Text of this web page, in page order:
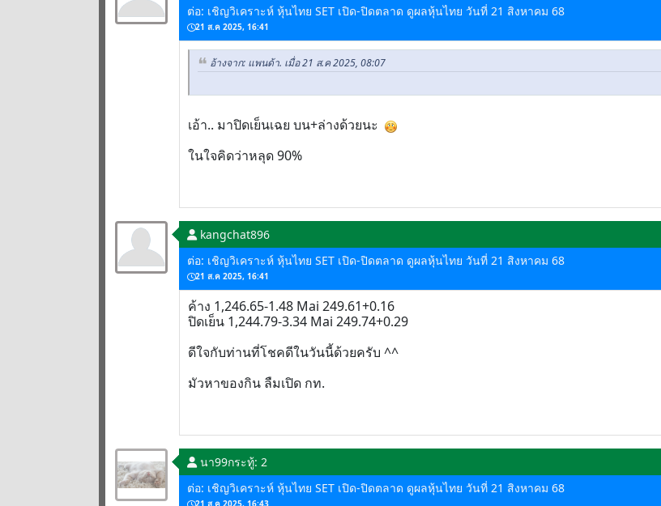
ต่อ: เชิญวิเคราะห์ หุ้นไทย SET เปิด-ปิดตลาด ดูผลหุ้นไทย วันที่ 21 สิงหาคม 68
21 ส.ค 2025, 16:41
อ้างจาก: แพนด้า. เมื่อ 21 ส.ค 2025, 08:07
เอ้า.. มาปิดเย็นเฉย บน+ล่างด้วยนะ
ในใจคิดว่าหลุด 90%
kangchat896
ต่อ: เชิญวิเคราะห์ หุ้นไทย SET เปิด-ปิดตลาด ดูผลหุ้นไทย วันที่ 21 สิงหาคม 68
21 ส.ค 2025, 16:41
ค้าง 1,246.65-1.48 Mai 249.61+0.16
ปิดเย็น 1,244.79-3.34 Mai 249.74+0.29
ดีใจกับท่านที่โชคดีในวันนี้ด้วยครับ ^^
มัวหาของกิน ลืมเปิด กท.
นา99กระทู้: 2
ต่อ: เชิญวิเคราะห์ หุ้นไทย SET เปิด-ปิดตลาด ดูผลหุ้นไทย วันที่ 21 สิงหาคม 68